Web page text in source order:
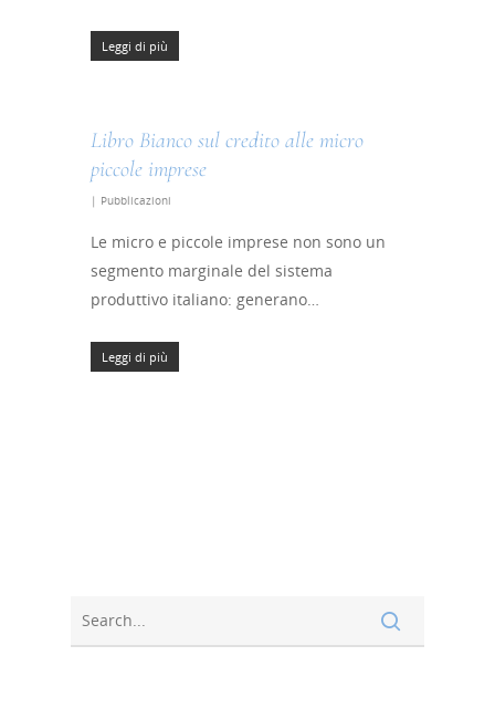
Leggi di più
Libro Bianco sul credito alle micro
piccole imprese
| Pubblicazioni
Le micro e piccole imprese non sono un
segmento marginale del sistema
produttivo italiano: generano…
Leggi di più
Strumenti